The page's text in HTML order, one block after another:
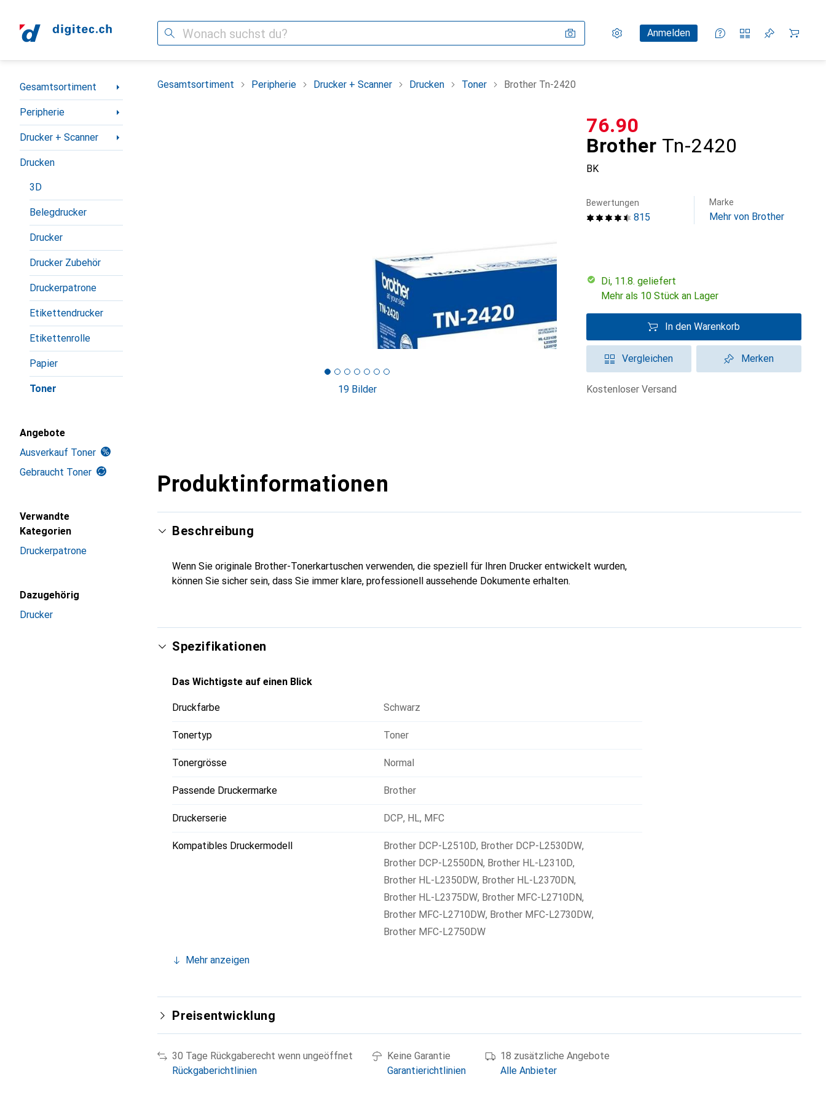
Suche Einstellungen
KundenkontoAnmelden
Vergleichslisten
Merklisten
Warenkorb
Navigation nach Kategorien
Gesamtsortiment
Peripherie
Drucker + Scanner
Drucken
3D
Belegdrucker
Drucker
Drucker Zubehör
Druckerpatrone
Etikettendrucker
Etikettenrolle
Papier
Toner
Angebote
Ausverkauf Toner
Gebraucht Toner
Verwandte
Kategorien
Druckerpatrone
Dazugehörig
Drucker
Gesamtsortiment Peripherie Drucker + Scanner Drucken Toner Brother Tn-2420
19 Bilder
Brother Tn-2420
BK
CHF
76.90
815
Bewertungen Marke
Mehr von Brother
Di, 11.8. geliefert
Mehr als 10 Stück an Lager
In den Warenkorb
Vergleichen Merken
kostenloser Versand
Produktinformationen
Beschreibung
Wenn Sie originale Brother-Tonerkartuschen verwenden, die speziell für Ihren Drucker entwickelt wurden,
können Sie sicher sein, dass Sie immer klare, professionell aussehende Dokumente erhalten.
Spezifikationen
Das Wichtigste auf einen Blick
Druckfarbe Schwarz
Tonertyp Toner
Tonergrösse Normal
Passende Druckermarke Brother
Druckerserie DCP, HL, MFC
Kompatibles Druckermodell Brother DCP-L2510D, Brother DCP-L2530DW,
Brother DCP-L2550DN, Brother HL-L2310D,
Brother HL-L2350DW, Brother HL-L2370DN,
Brother HL-L2375DW, Brother MFC-L2710DN,
Brother MFC-L2710DW, Brother MFC-L2730DW,
Brother MFC-L2750DW
Mehr anzeigen
Preisentwicklung
30 Tage Rückgaberecht wenn ungeöffnet
Rückgaberichtlinien
Keine Garantie
Garantierichtlinien
18 zusätzliche Angebote
Alle Anbieter